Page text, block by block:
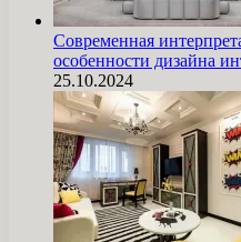
Современная
особенности дизайна
25.10.2024